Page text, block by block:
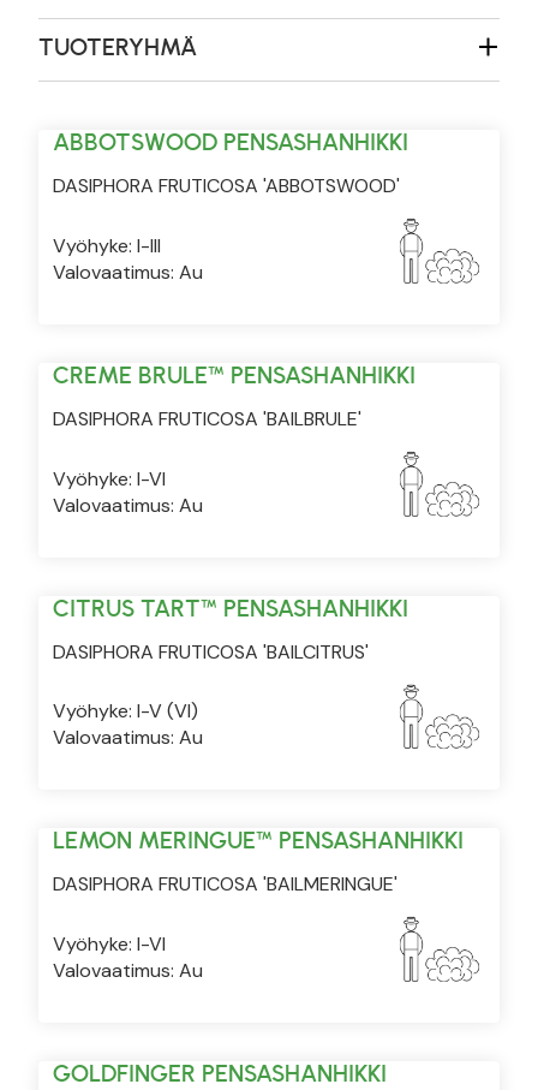
TUOTERYHMÄ
ABBOTSWOOD PENSASHANHIKKI
DASIPHORA FRUTICOSA 'ABBOTSWOOD'
Vyöhyke: I-III
Valovaatimus: Au
CREME BRULE™ PENSASHANHIKKI
DASIPHORA FRUTICOSA 'BAILBRULE'
Vyöhyke: I-VI
Valovaatimus: Au
CITRUS TART™ PENSASHANHIKKI
DASIPHORA FRUTICOSA 'BAILCITRUS'
Vyöhyke: I-V (VI)
Valovaatimus: Au
LEMON MERINGUE™ PENSASHANHIKKI
DASIPHORA FRUTICOSA 'BAILMERINGUE'
Vyöhyke: I-VI
Valovaatimus: Au
GOLDFINGER PENSASHANHIKKI